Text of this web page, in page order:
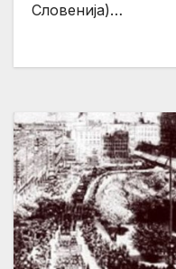
Словенија)…